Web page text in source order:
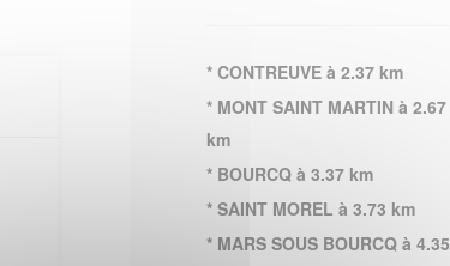
* CONTREUVE à 2.37 km
* MONT SAINT MARTIN à 2.67
km
* BOURCQ à 3.37 km
* SAINT MOREL à 3.73 km
* MARS SOUS BOURCQ à 4.35